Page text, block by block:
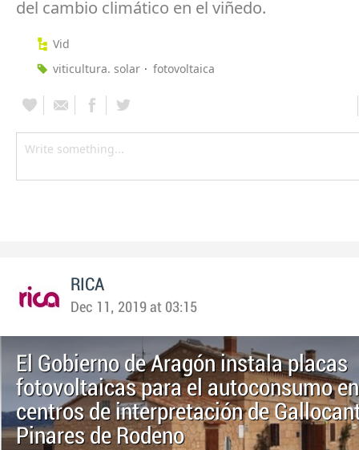
del cambio climático en el viñedo.
Vid
viticultura. solar
fotovoltaica
RICA
Dec 11, 2019 at 03:15
El Gobierno de Aragón instala placas
fotovoltaicas para el autoconsumo
centros de interpretación de
Pinares de Rodeno